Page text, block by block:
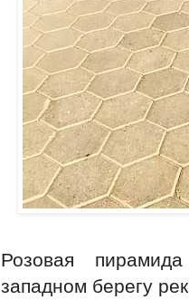
Розовая
западном берегу